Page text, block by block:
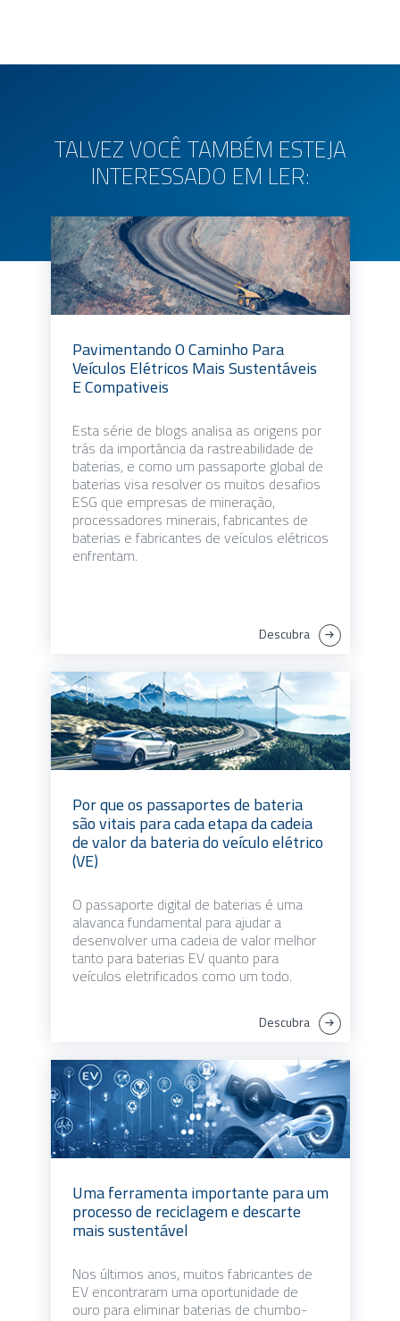
TALVEZ VOCÊ TAMBÉM ESTEJA
INTERESSADO EM LER:
Pavimentando O Caminho Para
Veículos Elétricos Mais Sustentáveis
E Compativeis
Esta série de blogs analisa as origens por
trás da importância da rastreabilidade de
baterias, e como um passaporte global de
baterias visa resolver os muitos desafios
ESG que empresas de mineração,
processadores minerais, fabricantes de
baterias e fabricantes de veículos elétricos
enfrentam.
Descubra
Por que os passaportes de bateria
são vitais para cada etapa da cadeia
de valor da bateria do veículo elétrico
(VE)
O passaporte digital de baterias é uma
alavanca fundamental para ajudar a
desenvolver uma cadeia de valor melhor
tanto para baterias EV quanto para
veículos eletrificados como um todo.
Descubra
Uma ferramenta importante para um
processo de reciclagem e descarte
mais sustentável
Nos últimos anos, muitos fabricantes de
EV encontraram uma oportunidade de
ouro para eliminar baterias de chumbo-